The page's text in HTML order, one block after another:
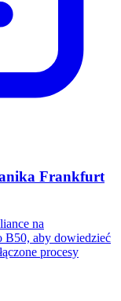
Frankfurt
na
B50, aby dowiedzieć
procesy